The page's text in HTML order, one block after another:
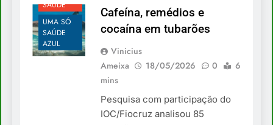
SAÚDE
UMA SÓ
SAÚDE
AZUL
Cafeína, remédios e
cocaína em tubarões
Vinicius
Ameixa
18/05/2026 0
6
mins
Pesquisa com participação do
IOC/Fiocruz analisou 85